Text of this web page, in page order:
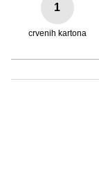
1
crvenih kartona